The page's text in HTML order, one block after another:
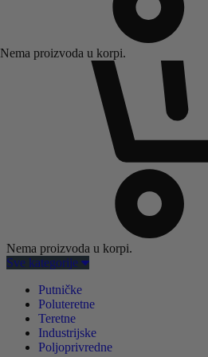
Nema proizvoda u korpi.
Sve kategorije
Putničke
Poluteretne
Teretne
Industrijske
Poljoprivredne
Nema proizvoda u korpi.